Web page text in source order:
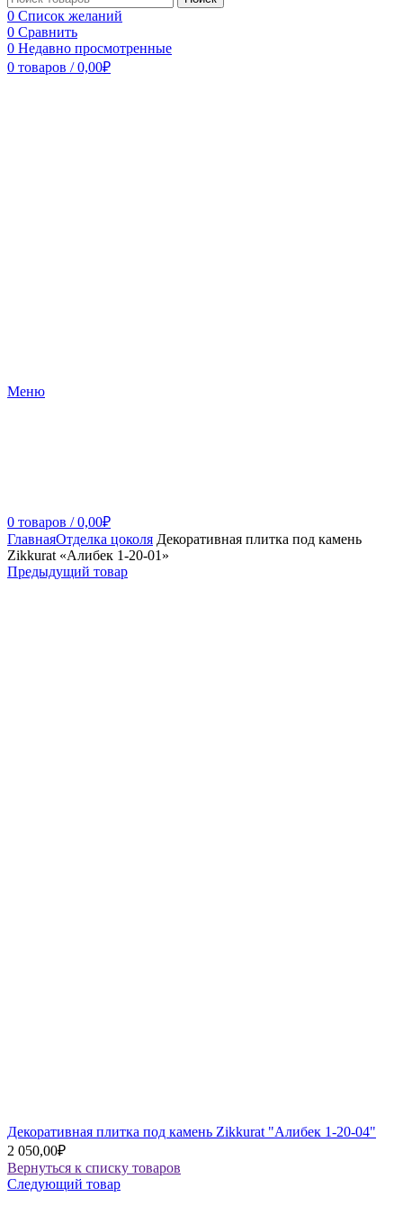
0 Список желаний
0 Сравнить
0 Недавно просмотренные
0 товаров / 0,00₽
Меню
0 товаров / 0,00₽
ГлавнаяОтделка цоколя Декоративная плитка под камень
Zikkurat «Алибек 1-20-01»
Предыдущий товар
Декоративная плитка под камень Zikkurat "Алибек 1-20-04"
2 050,00₽
Вернуться к списку товаров
Следующий товар